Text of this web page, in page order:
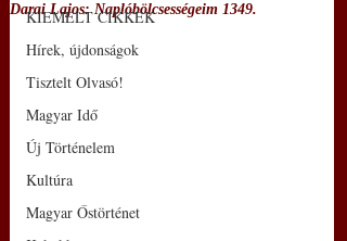
KIEMELT CIKKEK
Hírek, újdonságok
Tisztelt Olvasó!
Magyar Idő
Új Történelem
Kultúra
Magyar Őstörténet
Darai Lajos: Naplóbölcsességeim 1349.